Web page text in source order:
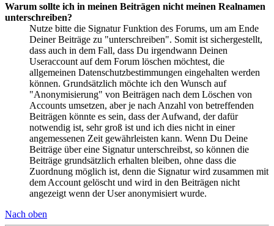
Warum sollte ich in meinen Beiträgen nicht meinen Realnamen
unterschreiben?
Nutze bitte die Signatur Funktion des Forums, um am Ende
Deiner Beiträge zu "unterschreiben". Somit ist sichergestellt,
dass auch in dem Fall, dass Du irgendwann Deinen
Useraccount auf dem Forum löschen möchtest, die
allgemeinen Datenschutzbestimmungen eingehalten werden
können. Grundsätzlich möchte ich den Wunsch auf
"Anonymisierung" von Beiträgen nach dem Löschen von
Accounts umsetzen, aber je nach Anzahl von betreffenden
Beiträgen könnte es sein, dass der Aufwand, der dafür
notwendig ist, sehr groß ist und ich dies nicht in einer
angemessenen Zeit gewährleisten kann. Wenn Du Deine
Beiträge über eine Signatur unterschreibst, so können die
Beiträge grundsätzlich erhalten bleiben, ohne dass die
Zuordnung möglich ist, denn die Signatur wird zusammen mit
dem Account gelöscht und wird in den Beiträgen nicht
angezeigt wenn der User anonymisiert wurde.
Nach oben